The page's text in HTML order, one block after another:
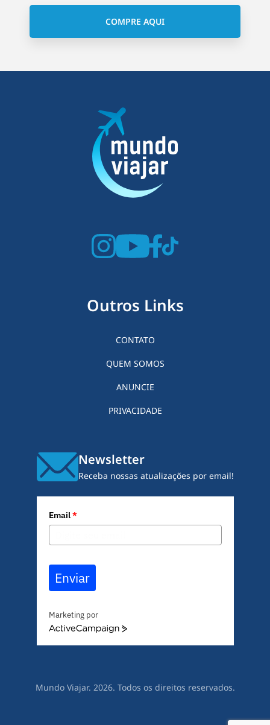
COMPRE AQUI
Outros Links
CONTATO
QUEM SOMOS
ANUNCIE
PRIVACIDADE
Newsletter
Receba nossas atualizações por email!
Email*
Enviar
Marketing por
A
e
Mundo Viajar. 2026. Todos os direitos reservados.